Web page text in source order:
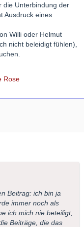
die Unterbindung der
Ausdruck eines
Willi oder Helmut
nicht beleidigt fühlen),
Beitrag: ich bin ja
immer noch als
ich mich nie beteiligt,
Beiträge, die das